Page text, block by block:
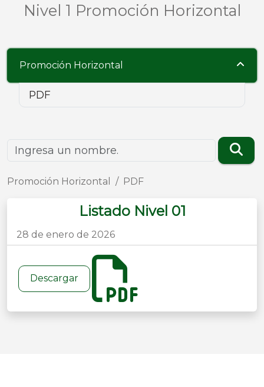
Nivel 1 Promoción Horizontal
Promoción Horizontal
PDF
Promoción Horizontal PDF
Listado Nivel 01
28 de enero de 2026
Descargar